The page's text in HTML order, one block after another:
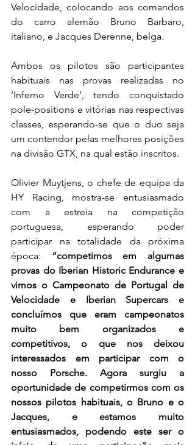
Velocidade, colocando aos comandos
do carro alemão Bruno Barbaro,
italiano, e Jacques Derenne, belga.
Ambos os pilotos são participantes
habituais nas provas realizadas no
‘Inferno Verde’, tendo conquistado
pole-positions e vitórias nas respectivas
classes, esperando-se que o duo seja
um contendor pelas melhores posições
na divisão GTX, na qual estão inscritos.
Olivier Muytjens, o chefe de equipa da
HY Racing, mostra-se entusiasmado
com a estreia na competição
portuguesa, esperando poder
participar na totalidade da próxima
época: “competimos em algumas
provas do Iberian Historic Endurance e
vimos o Campeonato de Portugal de
Velocidade e Iberian Supercars e
concluímos que eram campeonatos
muito bem organizados e
competitivos, o que nos deixou
interessados em participar com o
nosso Porsche. Agora surgiu a
oportunidade de competirmos com os
nossos pilotos habituais, o Bruno e o
Jacques, e estamos muito
entusiasmados, podendo este ser o